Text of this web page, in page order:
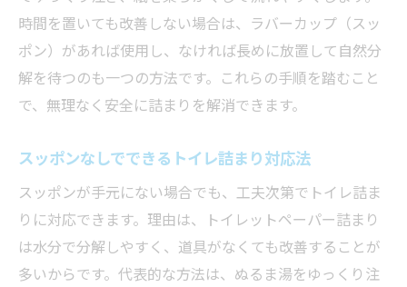
時間を置いても改善しない場合は、ラバーカップ（スッ
ポン）があれば使用し、なければ長めに放置して自然分
解を待つのも一つの方法です。これらの手順を踏むこと
で、無理なく安全に詰まりを解消できます。
スッポンなしでできるトイレ詰まり対応法
スッポンが手元にない場合でも、工夫次第でトイレ詰ま
りに対応できます。理由は、トイレットペーパー詰まり
は水分で分解しやすく、道具がなくても改善することが
多いからです。代表的な方法は、ぬるま湯をゆっくり注